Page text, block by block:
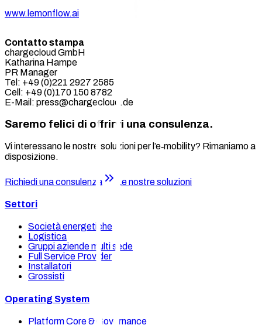
www.lemonflow.ai
Contatto stampa
chargecloud GmbH
Katharina Hampe
PR Manager
Tel: +49 (0)221 2927 2585
Cell: +49 (0)170 150 8782
E-Mail: press@chargecloud.de
Saremo felici di offrirvi una consulenza.
Vi interessano le nostre soluzioni per l’e‑mobility? Rimaniamo a
disposizione.
Richiedi una consulenza Le nostre soluzioni
Settori
Società energetiche
Logistica
Gruppi aziende multi sede
Full Service Provider
Installatori
Grossisti
Operating System
Platform Core & Governance